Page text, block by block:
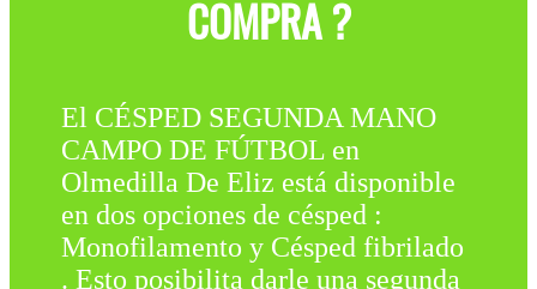
COMPRA ?
El CÉSPED SEGUNDA MANO
CAMPO DE FÚTBOL en
Olmedilla De Eliz está disponible
en dos opciones de césped :
Monofilamento y Césped fibrilado
. Esto posibilita darle una segunda